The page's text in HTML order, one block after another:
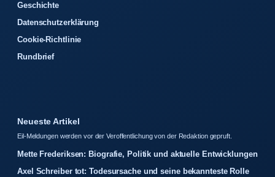
Geschichte
Datenschutzerklärung
Cookie-Richtlinie
Rundbrief
Neueste Artikel
Eil-Meldungen werden vor der Veroffentlichung von der Redaktion gepruft.
Mette Frederiksen: Biografie, Politik und aktuelle Entwicklungen
Axel Schreiber tot: Todesursache und seine bekannteste Rolle